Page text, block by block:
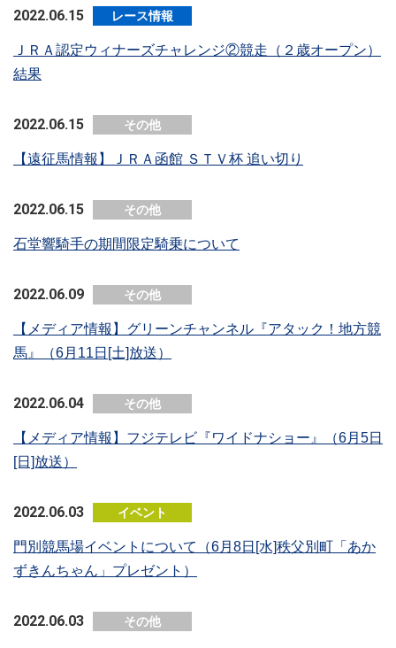
2022.06.15 レース情報
ＪＲＡ認定ウィナーズチャレンジ②競走（２歳オープン）
結果
2022.06.15 その他
【遠征馬情報】ＪＲＡ函館 ＳＴＶ杯 追い切り
2022.06.15 その他
石堂響騎手の期間限定騎乗について
2022.06.09 その他
【メディア情報】グリーンチャンネル『アタック！地方競
馬』（6月11日[土]放送）
2022.06.04 その他
【メディア情報】フジテレビ『ワイドナショー』（6月5日
[日]放送）
2022.06.03 イベント
門別競馬場イベントについて（6月8日[水]秩父別町「あか
ずきんちゃん」プレゼント）
2022.06.03 その他